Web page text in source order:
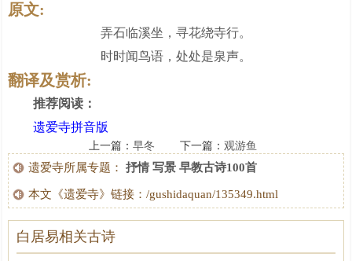
原文:
弄石临溪坐，寻花绕寺行。
时时闻鸟语，处处是泉声。
翻译及赏析:
推荐阅读：
遗爱寺拼音版
上一篇： 早冬 下一篇： 观游鱼
遗爱寺所属专题： 抒情 写景 早教古诗100首
本文《遗爱寺》链接：/gushidaquan/135349.html
白居易相关古诗